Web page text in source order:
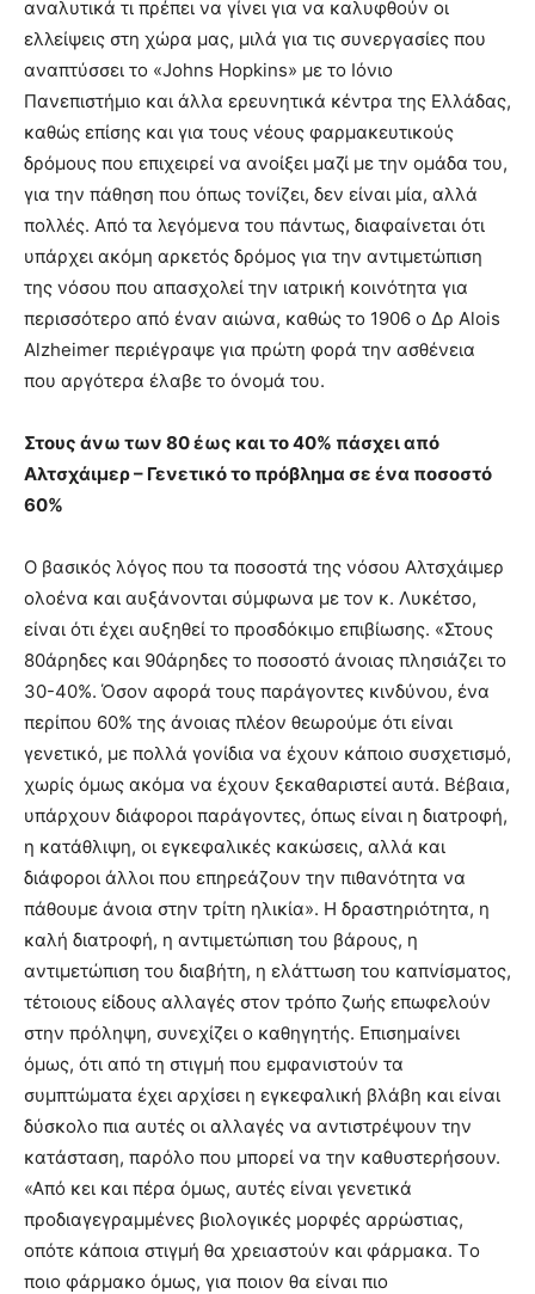
αναλυτικά τι πρέπει να γίνει για να καλυφθούν οι
ελλείψεις στη χώρα μας, μιλά για τις συνεργασίες που
αναπτύσσει το «Johns Hopkins» με το Ιόνιο
Πανεπιστήμιο και άλλα ερευνητικά κέντρα της Ελλάδας,
καθώς επίσης και για τους νέους φαρμακευτικούς
δρόμους που επιχειρεί να ανοίξει μαζί με την ομάδα του,
για την πάθηση που όπως τονίζει, δεν είναι μία, αλλά
πολλές. Από τα λεγόμενα του πάντως, διαφαίνεται ότι
υπάρχει ακόμη αρκετός δρόμος για την αντιμετώπιση
της νόσου που απασχολεί την ιατρική κοινότητα για
περισσότερο από έναν αιώνα, καθώς το 1906 ο Δρ Alois
Alzheimer περιέγραψε για πρώτη φορά την ασθένεια
που αργότερα έλαβε το όνομά του.
Στους άνω των 80 έως και το 40% πάσχει από
Αλτσχάιμερ – Γενετικό το πρόβλημα σε ένα ποσοστό
60%
Ο βασικός λόγος που τα ποσοστά της νόσου Αλτσχάιμερ
ολοένα και αυξάνονται σύμφωνα με τον κ. Λυκέτσο,
είναι ότι έχει αυξηθεί το προσδόκιμο επιβίωσης. «Στους
80άρηδες και 90άρηδες το ποσοστό άνοιας πλησιάζει το
30-40%. Όσον αφορά τους παράγοντες κινδύνου, ένα
περίπου 60% της άνοιας πλέον θεωρούμε ότι είναι
γενετικό, με πολλά γονίδια να έχουν κάποιο συσχετισμό,
χωρίς όμως ακόμα να έχουν ξεκαθαριστεί αυτά. Βέβαια,
υπάρχουν διάφοροι παράγοντες, όπως είναι η διατροφή,
η κατάθλιψη, οι εγκεφαλικές κακώσεις, αλλά και
διάφοροι άλλοι που επηρεάζουν την πιθανότητα να
πάθουμε άνοια στην τρίτη ηλικία». Η δραστηριότητα, η
καλή διατροφή, η αντιμετώπιση του βάρους, η
αντιμετώπιση του διαβήτη, η ελάττωση του καπνίσματος,
τέτοιους είδους αλλαγές στον τρόπο ζωής επωφελούν
στην πρόληψη, συνεχίζει ο καθηγητής. Επισημαίνει
όμως, ότι από τη στιγμή που εμφανιστούν τα
συμπτώματα έχει αρχίσει η εγκεφαλική βλάβη και είναι
δύσκολο πια αυτές οι αλλαγές να αντιστρέψουν την
κατάσταση, παρόλο που μπορεί να την καθυστερήσουν.
«Από κει και πέρα όμως, αυτές είναι γενετικά
προδιαγεγραμμένες βιολογικές μορφές αρρώστιας,
οπότε κάποια στιγμή θα χρειαστούν και φάρμακα. Tο
ποιο φάρμακο όμως, για ποιον θα είναι πιο